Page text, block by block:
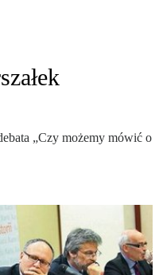
„Czy możemy mówić o